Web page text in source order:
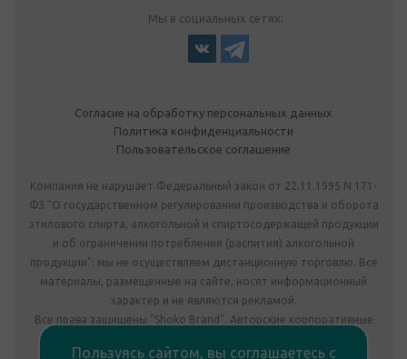
Мы в социальных сетях:
Согласие на обработку персональных данных
Политика конфиденциальности
Пользовательское соглашение
Компания не нарушает Федеральный закон от 22.11.1995 N 171-
ФЗ "О государственном регулировании производства и оборота
этилового спирта, алкогольной и спиртосодержащей продукции
и об ограничении потребления (распития) алкогольной
продукции": мы не осуществляем дистанционную торговлю. Все
материалы, размещенные на сайте, носят информационный
характер и не являются рекламой.
Все права защищены "Shoko Brand". Авторские корпоративные
Пользуясь сайтом, вы соглашаетесь с